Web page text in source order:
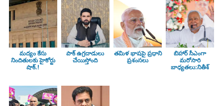
మద్యం కేసు
నిందితులకు హైకోర్టు
షాక్.!
పాక్ ఉగ్రదాడులు
చేయిస్తోంది
తమిళ భాషపై ప్రధాని
ప్రశంసలు
బిహార్ సీఎంగా
మరోసారి
బాధ్యతలు:నితీశ్